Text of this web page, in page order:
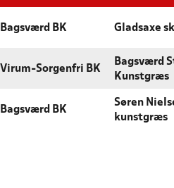
Bagsværd BK Gladsaxe
Virum-Sorgenfri BK
Bagsværd
Kunstgræs
Bagsværd BK
Søren
kunstgræs